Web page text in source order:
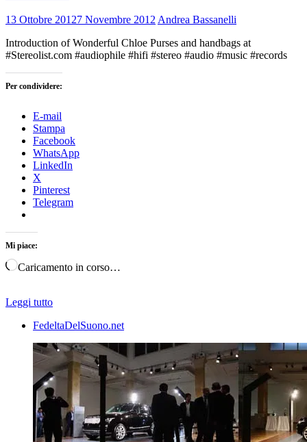
13 Ottobre 20127 Novembre 2012 Andrea Bassanelli
Introduction of Wonderful Chloe Purses and handbags at
#Stereolist.com #audiophile #hifi #stereo #audio #music #records
Per condividere:
E-mail
Stampa
Facebook
WhatsApp
LinkedIn
X
Pinterest
Telegram
Mi piace:
Caricamento in corso…
Leggi tutto
FedeltaDelSuono.net